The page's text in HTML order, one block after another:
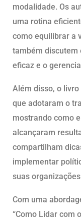
modalidade. Os
uma rotina
como equilibrar a
também discutem
eficaz e o
Além disso, o
que adotaram o
mostrando como
alcançaram
compartilham
implementar
suas
Com uma
“Como Lidar com